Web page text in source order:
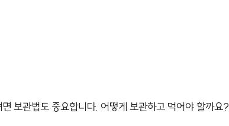
보관법도 중요합니다. 어떻게 보관하고 먹어야 할까요?